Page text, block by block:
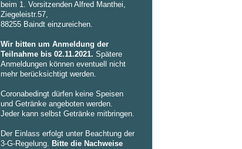
beim 1. Vorsitzenden Alfred Manthei,
Ziegeleistr.57,
88255 Baindt einzureichen.
Wir bitten um Anmeldung der
Teilnahme bis 02.11.2021. Spätere
Anmeldungen können eventuell nicht
mehr berücksichtigt werden.
Coronabedingt dürfen keine Speisen
und Getränke angeboten werden.
Jeder kann selbst Getränke mitbringen.
Der Einlass erfolgt unter Beachtung der
3-G-Regelung. Bitte die Nachweise